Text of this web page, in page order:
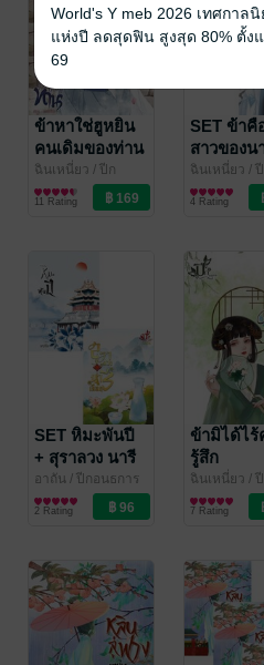
ข้าหาใช่ฮูหยิน
คนเดิมของท่าน
ฉินเหนี่ยว / ปีก
อนธการ
นิยายรักจีนโบราณ
11 Rating
SET ข้าคื
สาวของน
ผู้แสนงดง
ฉินเหนี่ยว /
อนธการ
นิยายรักจีน
4 Rating
SET หิมะพันปี
+ สุราลวง นารี
เลือน
อาถัน / ปีกอนธการ
นิยายรักจีนโบราณ
2 Rating
ข้ามิได้ไร้
รู้สึก
ฉินเหนี่ยว /
อนธการ
นิยายรักจีน
7 Rating
World's Y meb 2026 เทศกาล
แห่งปี ลดสุดฟิน สูงสุด 80% ตั้ง
69